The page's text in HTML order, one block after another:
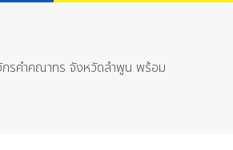
รคำคณาทร จังหวัดลำพูน พร้อม